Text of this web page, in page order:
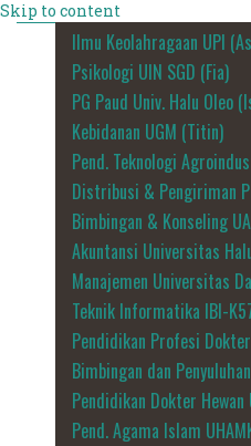
Skip to content
Ilmu Keolahragaan UPI
Psikologi UIN SGD (Fia)
PG Paud Univ. Halu Oleo
Kebidanan UGM (Titin)
Pend. Teknologi
Distribusi & Pengiriman
Bimbingan & Konseling
Akuntansi Universitas
Manajemen Universitas
Teknik Informatika IBI-
Pendidikan Profesi
Bimbingan dan
Pendidikan Dokter Hewan
Pend. Agama Islam